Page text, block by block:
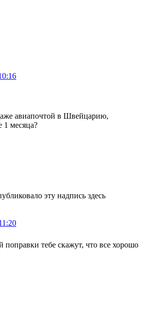
авиапочтой в Швейцарию,
1 месяца?
эту надпись здесь
тебе скажут, что все хорошо